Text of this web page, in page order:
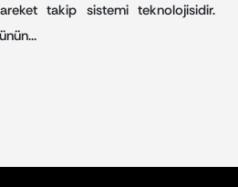
takip sistemi teknolojisidir.